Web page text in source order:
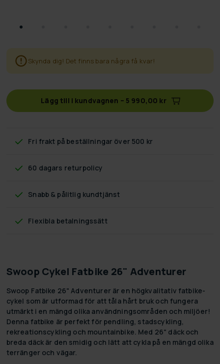
Skynda dig! Det finns bara några få kvar!
Lägg till i kundvagnen – 5 990,00 kr
Fri frakt på beställningar över 500 kr
60 dagars returpolicy
Snabb & pålitlig kundtjänst
Flexibla betalningssätt
Swoop Cykel Fatbike 26" Adventurer
Swoop Fatbike 26" Adventurer är en högkvalitativ fatbike-
cykel som är utformad för att tåla hårt bruk och fungera
utmärkt i en mängd olika användningsområden och miljöer!
Denna fatbike är perfekt för pendling, stadscykling,
rekreationscykling och mountainbike. Med 26" däck och
breda däck är den smidig och lätt att cykla på en mängd olika
terränger och vägar.